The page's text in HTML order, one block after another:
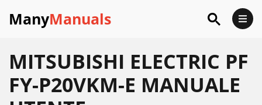
ManyManuals
MITSUBISHI ELECTRIC PF
FY-P20VKM-E MANUALE